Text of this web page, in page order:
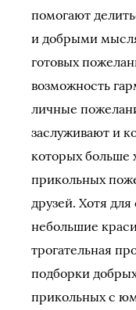
помогают
и добрыми
готовых
возможность
личные
заслуживают и
которых больше
прикольных
друзей. Хотя
небольшие
трогательная
подборки
прикольных с